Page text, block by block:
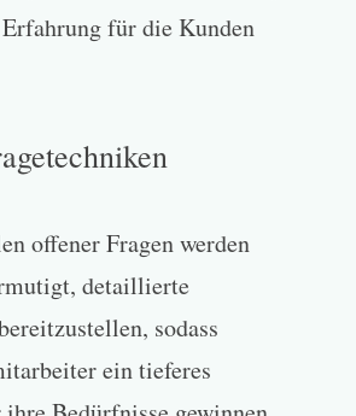
für die Kunden
offener Fragen werden
detaillierte
sodass
ein tieferes